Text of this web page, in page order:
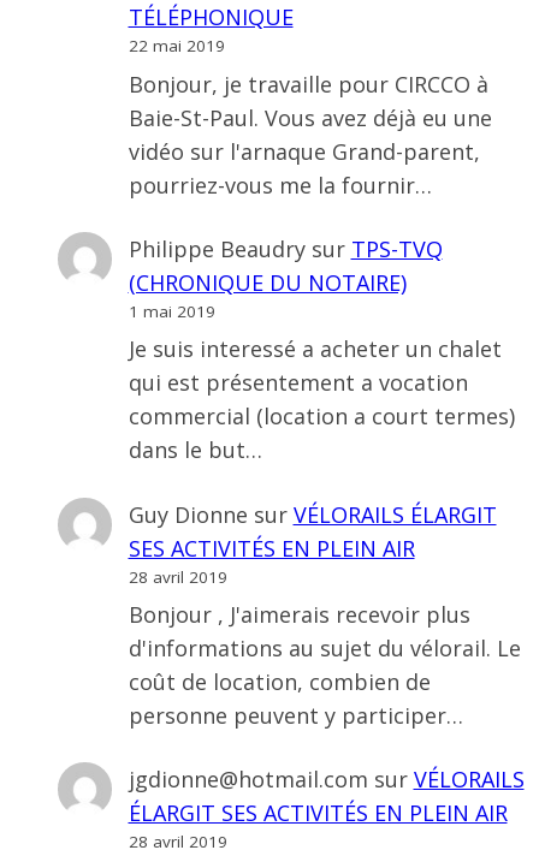
TÉLÉPHONIQUE
22 mai 2019
Bonjour, je travaille pour CIRCCO à
Baie-St-Paul. Vous avez déjà eu une
vidéo sur l'arnaque Grand-parent,
pourriez-vous me la fournir…
Philippe Beaudrysur TPS-TVQ
(CHRONIQUE DU NOTAIRE)
1 mai 2019
Je suis interessé a acheter un chalet
qui est présentement a vocation
commercial (location a court termes)
dans le but…
Guy Dionne sur VÉLORAILS ÉLARGIT
SES ACTIVITÉS EN PLEIN AIR
28 avril 2019
Bonjour , J'aimerais recevoir plus
d'informations au sujet du vélorail. Le
coût de location, combien de
personne peuvent y participer…
jgdionne@hotmail.com sur VÉLORAILS
ÉLARGIT SES ACTIVITÉS EN PLEIN AIR
28 avril 2019